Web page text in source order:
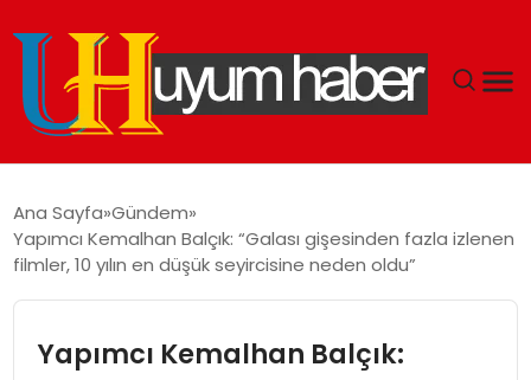
EKONOMI
Ana Sayfa Gündem
Yapımcı Kemalhan Balçık: “Galası gişesinden fazla izlenen
filmler, 10 yılın en düşük seyircisine neden oldu”
Yapımcı Kemalhan Balçık: